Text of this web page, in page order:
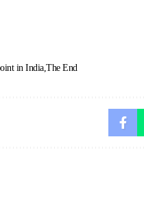
in India The End